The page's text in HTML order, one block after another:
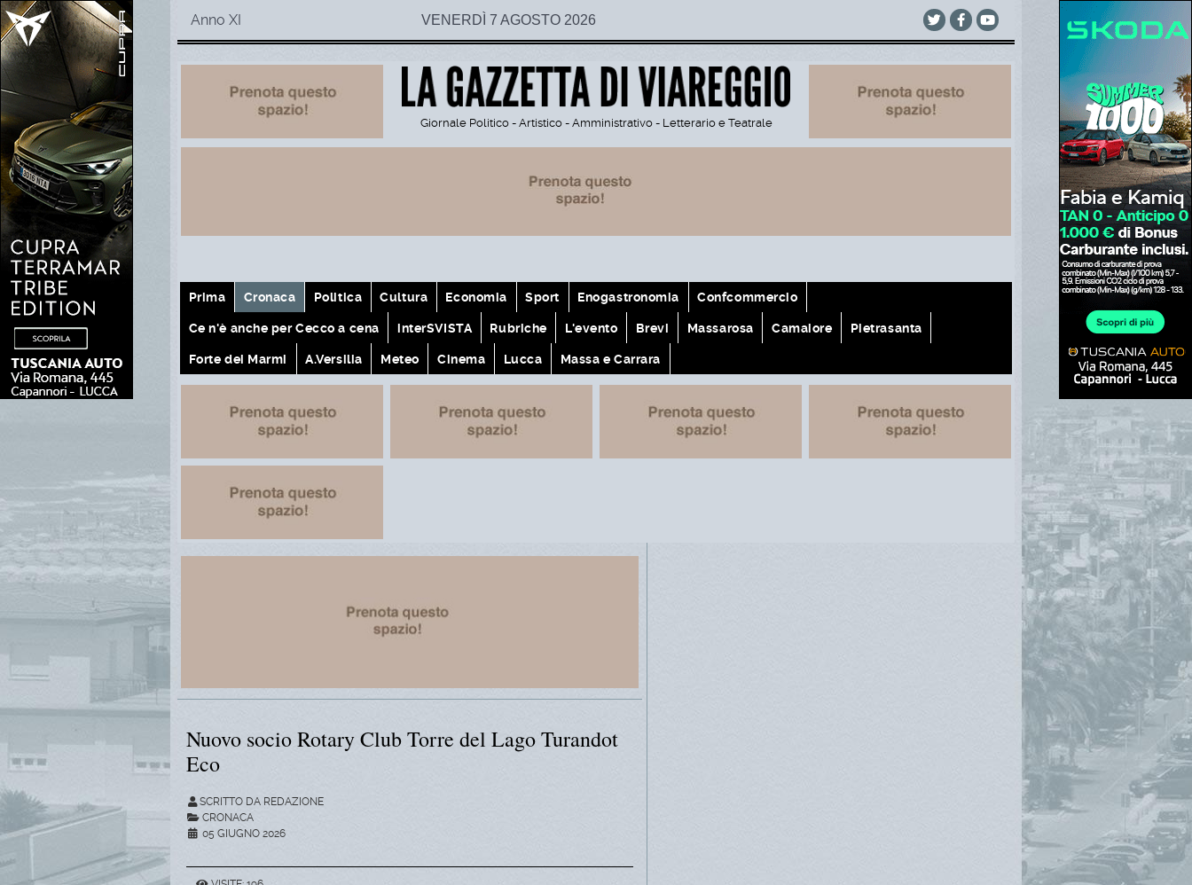
Anno XI VENERDÌ 7 AGOSTO 2026
Giornale Politico - Artistico - Amministrativo - Letterario e Teatrale
Prima Cronaca Politica Cultura Economia Sport Enogastronomia Confcommercio
Ce n'è anche per Cecco a cena interSVISTA Rubriche L'evento Brevi Massarosa Camaiore Pietrasanta
Forte dei Marmi A.Versilia Meteo Cinema Lucca Massa e Carrara
Nuovo socio Rotary Club Torre del Lago Turandot
Eco
SCRITTO DA REDAZIONE
CRONACA
05 GIUGNO 2026